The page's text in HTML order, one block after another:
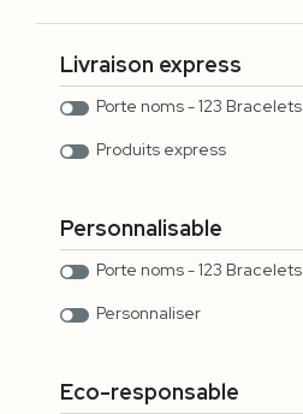
Livraison express
Porte noms - 123 Bracelets
Produits express
Personnalisable
Porte noms - 123 Bracelets
Personnaliser
Eco-responsable